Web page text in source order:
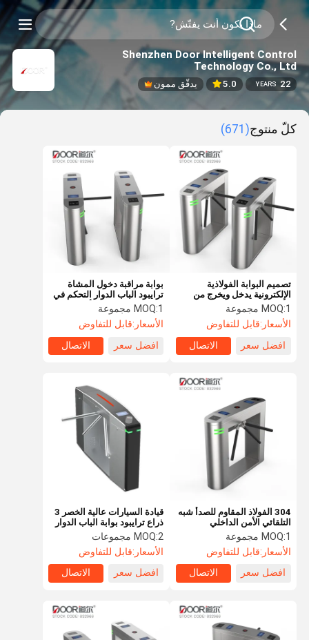
Shenzhen Door Intelligent Control
Technology Co., Ltd
22
YEARS
5.0 يدقّق ممون
كلّ منتوج(671)
بوابة مراقبة دخول المشاة
ترايبود الباب الدوار التحكم في
الوصول إلى صالة الألعاب
الرياضية
MOQ:1 مجموعة
الأسعار:قابل للتفاوض
افضل سعر
الاتصال
تصميم البوابة الفولاذية
الإلكترونية يدخل ويخرج من
سوبر ماركت مدخل ثلاثي
القوائم مع نظام تحكم ذكي
MOQ:1 مجموعة
الأسعار:قابل للتفاوض
افضل سعر
الاتصال
قيادة السيارات عالية الخصر 3
ذراع ترايبود بوابة الباب الدوار
MOQ:2 مجموعات
الأسعار:قابل للتفاوض
افضل سعر
الاتصال
304 الفولاذ المقاوم للصدأ شبه
التلقائي الأمن الداخلي
والخارجي ترايبود كهربائي
MOQ:1 مجموعة
الأسعار:قابل للتفاوض
افضل سعر
الاتصال